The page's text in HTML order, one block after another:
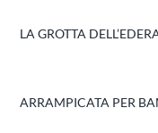
LA GROTTA
ARRAMPICATA PER